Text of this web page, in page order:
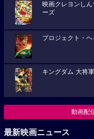
映画クレヨンし
ーズ
プロジェクト・
キングダム 大将
動画配
最新映画ニュース